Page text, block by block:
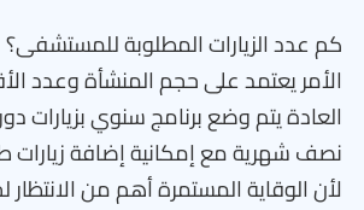
كم عدد الزيارات المطلوبة للمستشفى؟
الأمر يعتمد على حجم المنشأة وعدد
العادة يتم وضع برنامج سنوي بزيارات
نصف شهرية مع إمكانية إضافة زيارات
لأن الوقاية المستمرة أهم من الانتظار